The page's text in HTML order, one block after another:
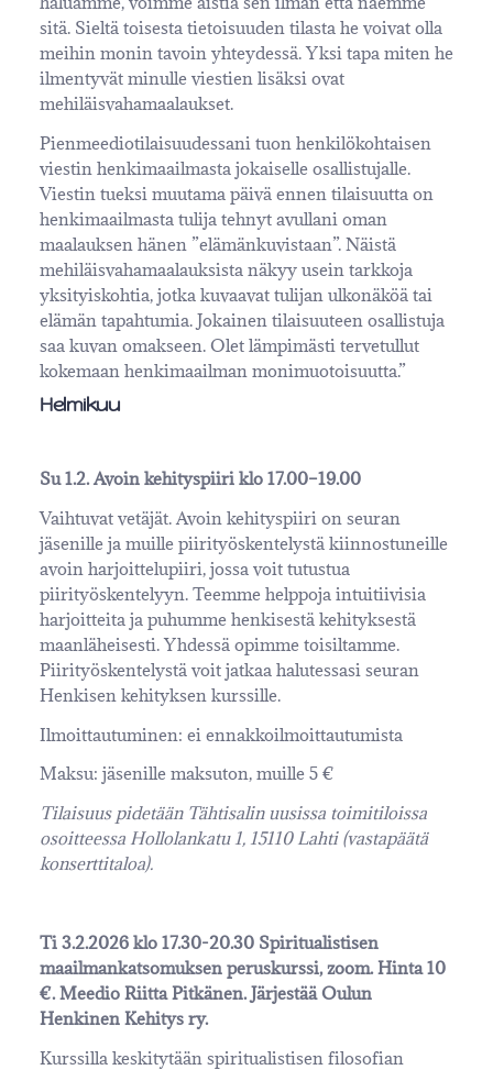
sitä. Sieltä toisesta tietoisuuden tilasta he voivat olla
meihin monin tavoin yhteydessä. Yksi tapa miten he
ilmentyvät minulle viestien lisäksi ovat
mehiläisvahamaalaukset.
Pienmeediotilaisuudessani tuon henkilökohtaisen
viestin henkimaailmasta jokaiselle osallistujalle.
Viestin tueksi muutama päivä ennen tilaisuutta on
henkimaailmasta tulija tehnyt avullani oman
maalauksen hänen ”elämänkuvistaan”. Näistä
mehiläisvahamaalauksista näkyy usein tarkkoja
yksityiskohtia, jotka kuvaavat tulijan ulkonäköä tai
elämän tapahtumia. Jokainen tilaisuuteen osallistuja
saa kuvan omakseen. Olet lämpimästi tervetullut
kokemaan henkimaailman monimuotoisuutta.”
Helmikuu
Su 1.2. Avoin kehityspiiri klo 17.00–19.00
Vaihtuvat vetäjät. Avoin kehityspiiri on seuran
jäsenille ja muille piirityöskentelystä kiinnostuneille
avoin harjoittelupiiri, jossa voit tutustua
piirityöskentelyyn. Teemme helppoja intuitiivisia
harjoitteita ja puhumme henkisestä kehityksestä
maanläheisesti. Yhdessä opimme toisiltamme.
Piirityöskentelystä voit jatkaa halutessasi seuran
Henkisen kehityksen kurssille.
Ilmoittautuminen: ei ennakkoilmoittautumista
Maksu: jäsenille maksuton, muille 5 €
Tilaisuus pidetään Tähtisalin uusissa toimitiloissa
osoitteessa Hollolankatu 1, 15110 Lahti (vastapäätä
konserttitaloa).
Ti 3.2.2026 klo 17.30-20.30 Spiritualistisen
maailmankatsomuksen peruskurssi, zoom. Hinta 10
€. Meedio Riitta Pitkänen. Järjestää Oulun
Henkinen Kehitys ry.
Kurssilla keskitytään spiritualistisen filosofian